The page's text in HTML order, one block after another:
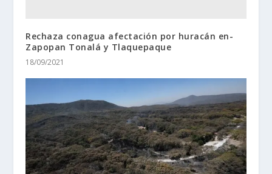
Rechaza conagua afectación por huracán en-
Zapopan Tonalá y Tlaquepaque
18/09/2021